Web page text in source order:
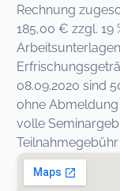
Rechnung
185,00 € zzgl. 19
08.09.2020 sind
ohne
volle